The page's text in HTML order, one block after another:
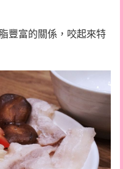
豐富的關係，咬起來特